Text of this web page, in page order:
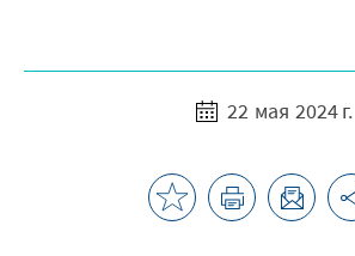
22 мая 2024 г.